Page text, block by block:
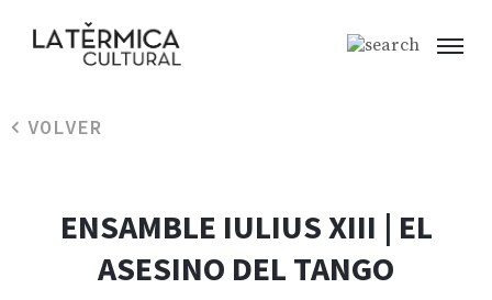
VOLVER
ENSAMBLE IULIUS XIII | EL
ASESINO DEL TANGO